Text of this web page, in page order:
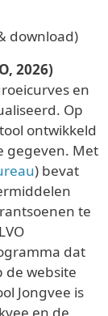
download)
2026)
en
Op
ontwikkeld
gegeven. Met
) bevat
te
dat
de website
Jongvee is